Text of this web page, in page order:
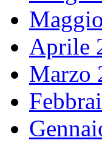
Aprile
Marzo